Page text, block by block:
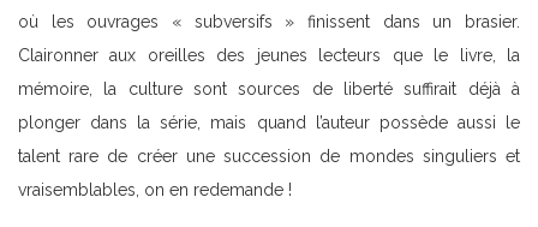
où les ouvrages « subversifs » finissent dans un brasier.
Claironner aux oreilles des jeunes lecteurs que le livre, la
mémoire, la culture sont sources de liberté suffirait déjà à
plonger dans la série, mais quand l’auteur possède aussi le
talent rare de créer une succession de mondes singuliers et
vraisemblables, on en redemande !